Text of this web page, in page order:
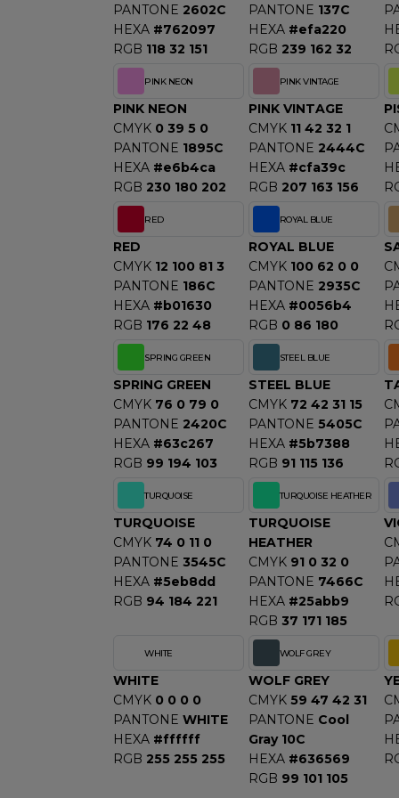
PANTONE 2602C
HEXA #762097
RGB 118 32 151
PANTONE 137C
HEXA #efa220
RGB 239 162 32
PINK NEON
PINK NEON
CMYK 0 39 5 0
PANTONE 1895C
HEXA #e6b4ca
RGB 230 180 202
PINK VINTAGE
PINK VINTAGE
CMYK 11 42 32 1
PANTONE 2444C
HEXA #cfa39c
RGB 207 163 156
RED
RED
CMYK 12 100 81 3
PANTONE 186C
HEXA #b01630
RGB 176 22 48
ROYAL BLUE
ROYAL BLUE
CMYK 100 62 0 0
PANTONE 2935C
HEXA #0056b4
RGB 0 86 180
SPRING GREEN
SPRING GREEN
CMYK 76 0 79 0
PANTONE 2420C
HEXA #63c267
RGB 99 194 103
STEEL BLUE
STEEL BLUE
CMYK 72 42 31 15
PANTONE 5405C
HEXA #5b7388
RGB 91 115 136
TURQUOISE
TURQUOISE
CMYK 74 0 11 0
PANTONE 3545C
HEXA #5eb8dd
RGB 94 184 221
TURQUOISE HEATHER
TURQUOISE
HEATHER
CMYK 91 0 32 0
PANTONE 7466C
HEXA #25abb9
RGB 37 171 185
WHITE
WHITE
CMYK 0 0 0 0
PANTONE WHITE
HEXA #ffffff
RGB 255 255 255
WOLF GREY
WOLF GREY
CMYK 59 47 42 31
PANTONE Cool
Gray 10C
HEXA #636569
RGB 99 101 105